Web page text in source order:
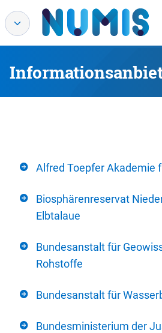
Alfred Toepfer Akademie
Biosphärenreservat
Elbtalaue
Bundesanstalt für
Rohstoffe
Bundesanstalt für
Bundesministerium der